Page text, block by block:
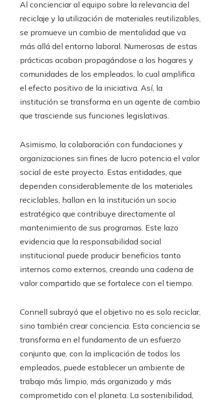
Al concienciar al equipo sobre la relevancia del
reciclaje y la utilización de materiales reutilizables,
se promueve un cambio de mentalidad que va
más allá del entorno laboral. Numerosas de estas
prácticas acaban propagándose a los hogares y
comunidades de los empleados, lo cual amplifica
el efecto positivo de la iniciativa. Así, la
institución se transforma en un agente de cambio
que trasciende sus funciones legislativas.
Asimismo, la colaboración con fundaciones y
organizaciones sin fines de lucro potencia el valor
social de este proyecto. Estas entidades, que
dependen considerablemente de los materiales
reciclables, hallan en la institución un socio
estratégico que contribuye directamente al
mantenimiento de sus programas. Este lazo
evidencia que la responsabilidad social
institucional puede producir beneficios tanto
internos como externos, creando una cadena de
valor compartido que se fortalece con el tiempo.
Connell subrayó que el objetivo no es solo reciclar,
sino también crear conciencia. Esta conciencia se
transforma en el fundamento de un esfuerzo
conjunto que, con la implicación de todos los
empleados, puede establecer un ambiente de
trabajo más limpio, más organizado y más
comprometido con el planeta. La sostenibilidad,